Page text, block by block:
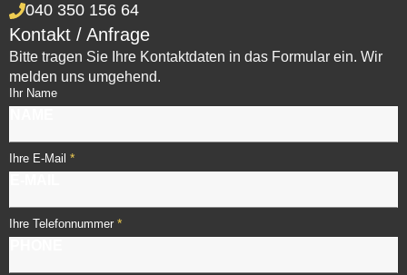
040 350 156 64
Kontakt / Anfrage
Bitte tragen Sie Ihre Kontaktdaten in das Formular ein. Wir
melden uns umgehend.
Ihr Name
Ihre E-Mail *
Ihre Telefonnummer *